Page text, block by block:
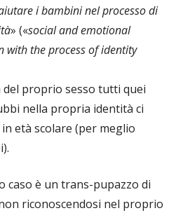
i bambini nel processo di
» («social and emotional
with the process of identity
del proprio sesso tutti quei
nella propria identità ci
età scolare (per meglio
caso è un trans-pupazzo di
riconoscendosi nel proprio